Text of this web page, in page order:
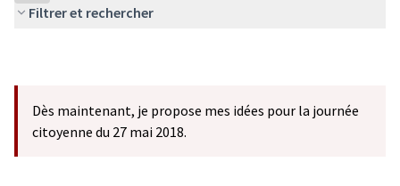
Filtrer et rechercher
Dès maintenant, je propose mes idées pour la journée
citoyenne du 27 mai 2018.